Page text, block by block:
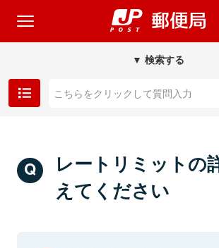
▼ 検索する
レートリミットの
えてください